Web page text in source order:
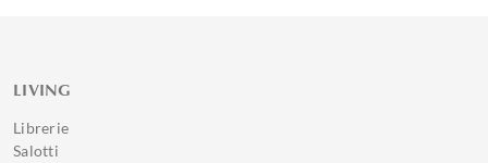
LIVING
Librerie
Salotti